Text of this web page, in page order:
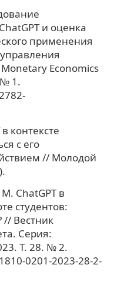
и оценка
применения
Economics
1.
контексте
с его
// Молодой
ChatGPT в
студентов:
// Вестник
Серия:
Т. 28. № 2.
0201-2023-28-2-